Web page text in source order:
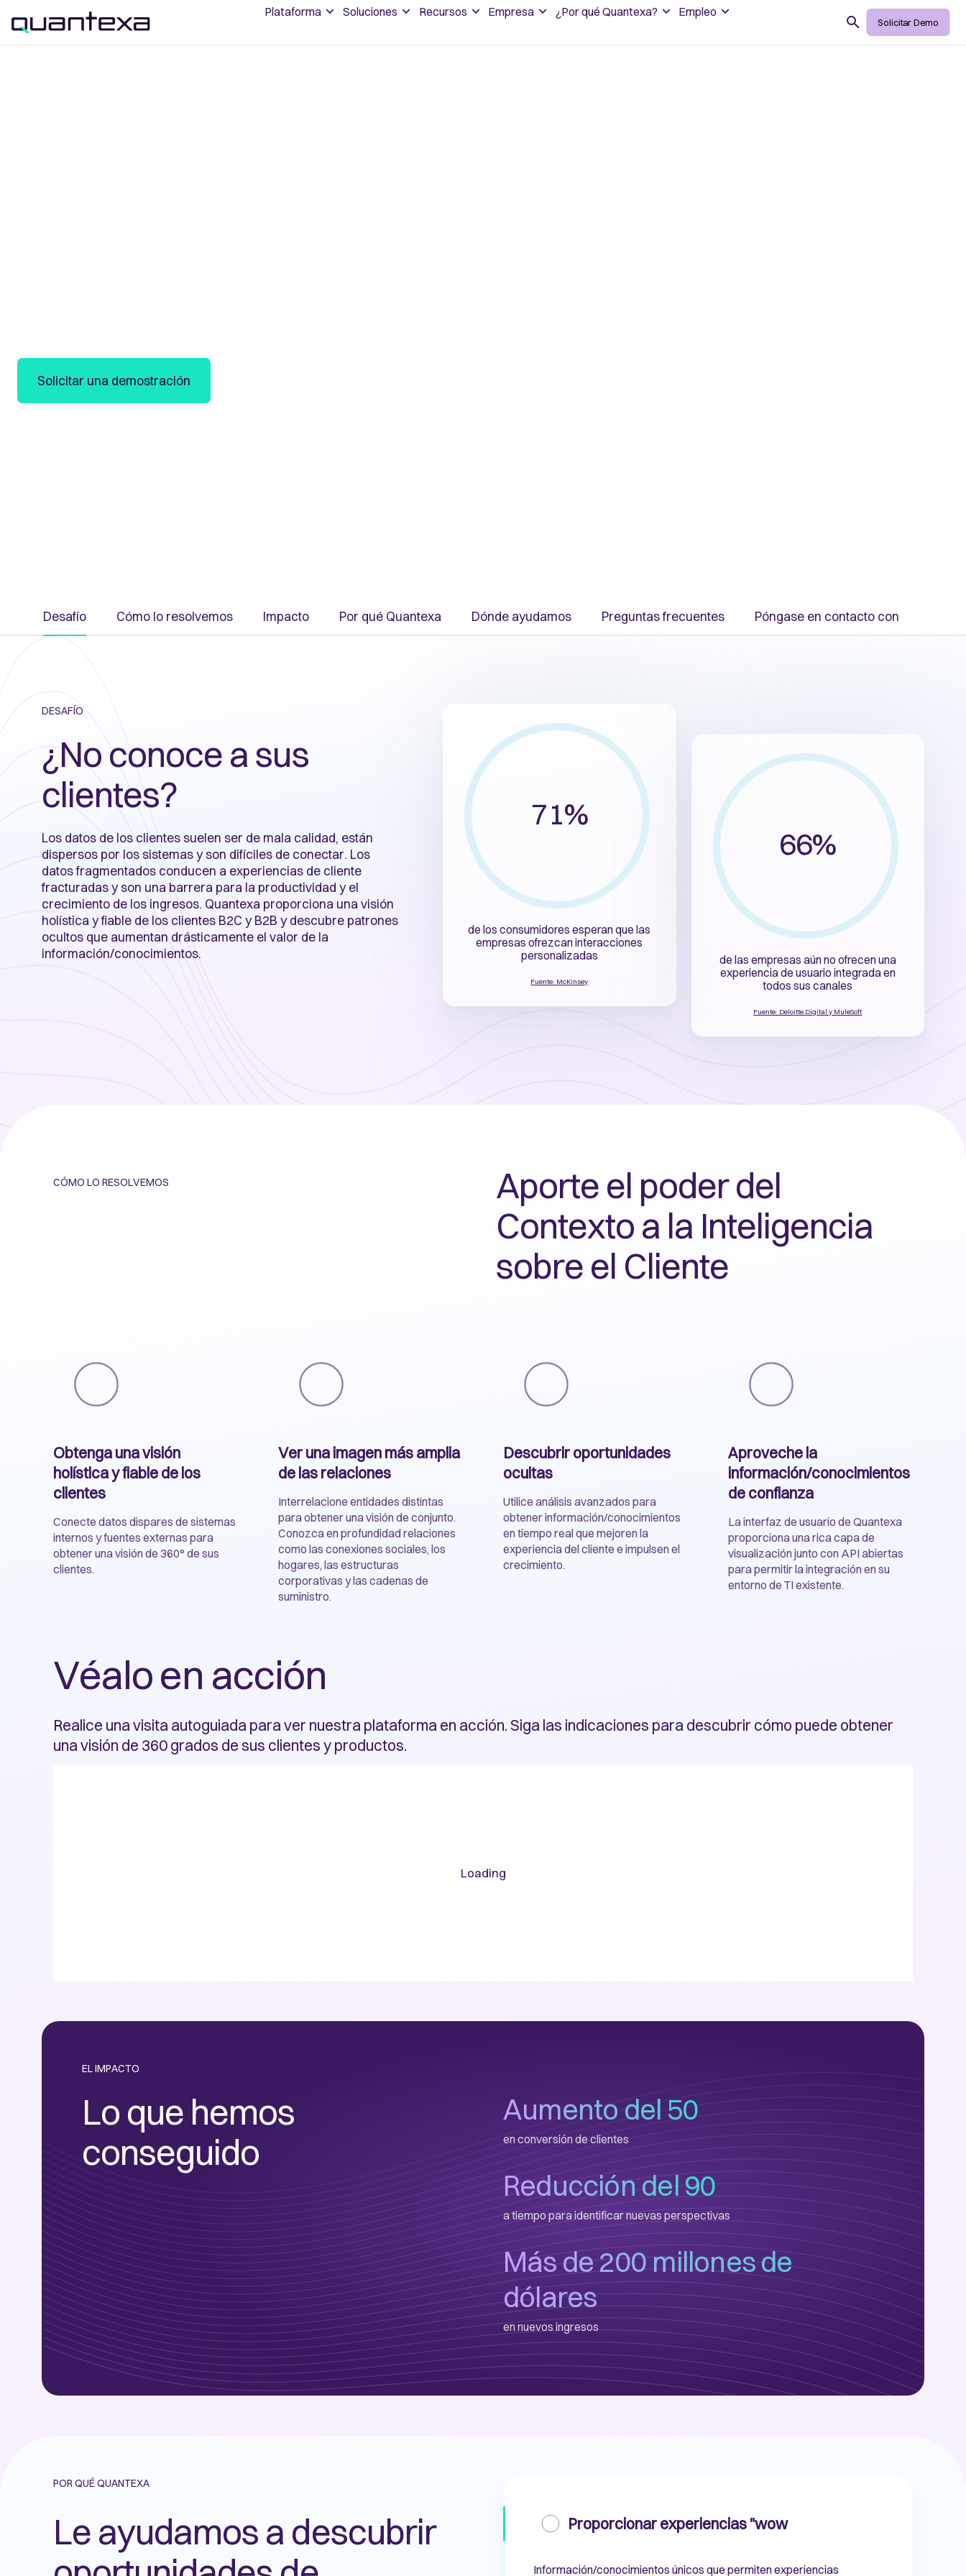
Plataforma Soluciones Recursos Empresa ¿Por qué Quantexa? Empleo
Search Solicitar Demo
Solicitar una demostración
Desafío Cómo lo resolvemos Impacto Por qué Quantexa Dónde ayudamos Preguntas frecuentes Póngase en contacto con
DESAFÍO
¿No conoce a sus
clientes?
Los datos de los clientes suelen ser de mala calidad, están
dispersos por los sistemas y son difíciles de conectar. Los
datos fragmentados conducen a experiencias de cliente
fracturadas y son una barrera para la productividad y el
crecimiento de los ingresos. Quantexa proporciona una visión
holística y fiable de los clientes B2C y B2B y descubre patrones
ocultos que aumentan drásticamente el valor de la
información/conocimientos.
71%
de los consumidores esperan que las
empresas ofrezcan interacciones
personalizadas
Fuente: McKinsey
66%
de las empresas aún no ofrecen una
experiencia de usuario integrada en
todos sus canales
Fuente: Deloitte Digital y MuleSoft
CÓMO LO RESOLVEMOS
Aporte el poder del
Contexto a la Inteligencia
sobre el Cliente
Obtenga una visión
holística y fiable de los
clientes
Conecte datos dispares de sistemas
internos y fuentes externas para
obtener una visión de 360° de sus
clientes.
Ver una imagen más amplia
de las relaciones
Interrelacione entidades distintas
para obtener una visión de conjunto.
Conozca en profundidad relaciones
como las conexiones sociales, los
hogares, las estructuras
corporativas y las cadenas de
suministro.
Descubrir oportunidades
ocultas
Utilice análisis avanzados para
obtener información/conocimientos
en tiempo real que mejoren la
experiencia del cliente e impulsen el
crecimiento.
Aproveche la
información/conocimientos
de confianza
La interfaz de usuario de Quantexa
proporciona una rica capa de
visualización junto con API abiertas
para permitir la integración en su
entorno de TI existente.
Véalo en acción
Realice una visita autoguiada para ver nuestra plataforma en acción. Siga las indicaciones para descubrir cómo puede obtener
una visión de 360 grados de sus clientes y productos.
Loading
EL IMPACTO
Lo que hemos
conseguido
Aumento del 50
en conversión de clientes
Reducción del 90
a tiempo para identificar nuevas perspectivas
Más de 200 millones de
dólares
en nuevos ingresos
POR QUÉ QUANTEXA
Le ayudamos a descubrir
Proporcionar experiencias "wow
Información/conocimientos únicos que permiten experiencias